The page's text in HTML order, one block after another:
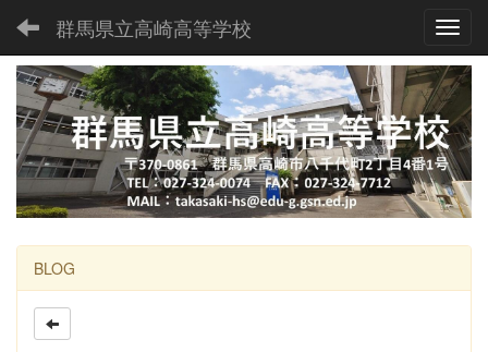
群馬県立高崎高等学校
BLOG